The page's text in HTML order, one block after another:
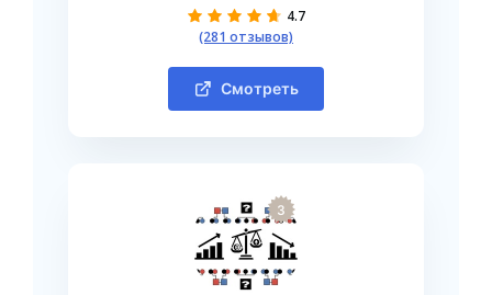
4.7
(281 отзывов)
Смотреть
3